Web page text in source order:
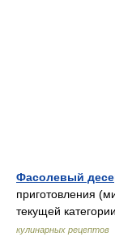
Фасолевый
приготовления
текущей
кулинарных рецептов